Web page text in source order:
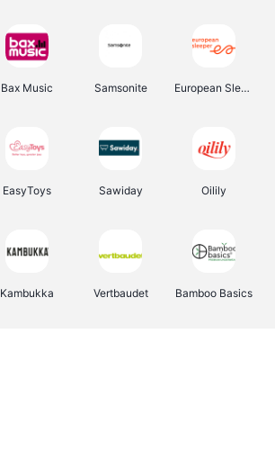
Bax Music Samsonite European Sleeper
EasyToys Sawiday Oilily
Kambukka Vertbaudet Bamboo Basics